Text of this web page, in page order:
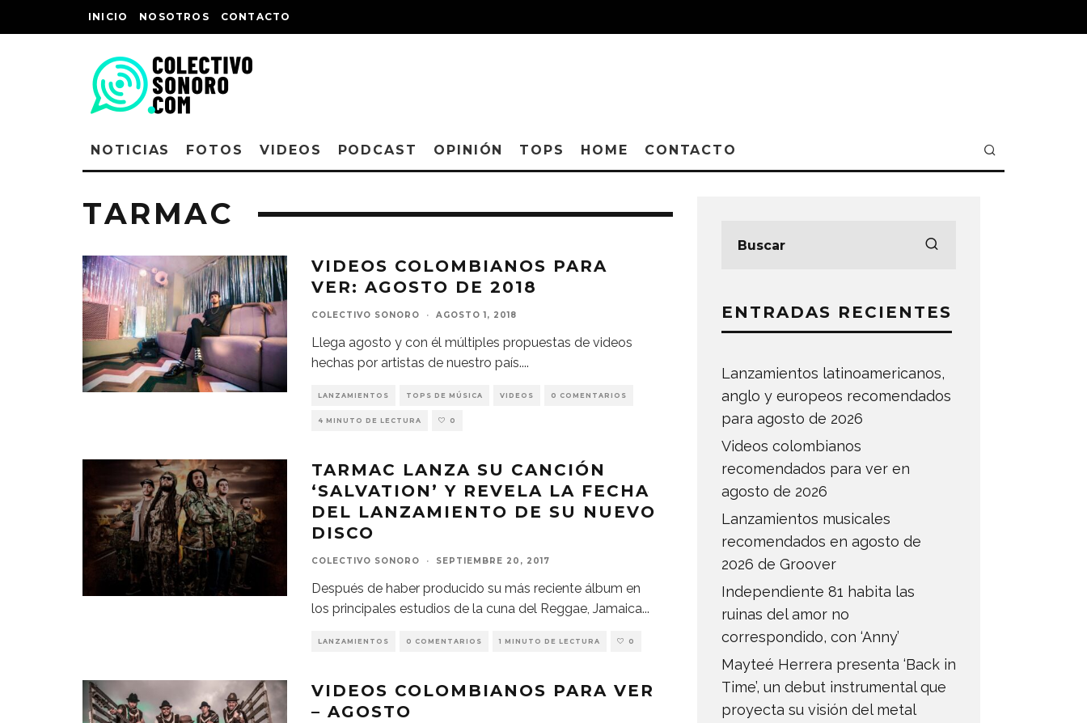
INICIO NOSOTROS CONTACTO
NOTICIAS FOTOS VIDEOS PODCAST OPINIÓN TOPS HOME CONTACTO
TARMAC
VIDEOS COLOMBIANOS PARA
VER: AGOSTO DE 2018
COLECTIVO SONORO · AGOSTO 1, 2018
Llega agosto y con él múltiples propuestas de videos
hechas por artistas de nuestro país....
LANZAMIENTOS TOPS DE MÚSICA VIDEOS 0 COMENTARIOS
4 MINUTO DE LECTURA 0
TARMAC LANZA SU CANCIÓN
‘SALVATION’ Y REVELA LA FECHA
DEL LANZAMIENTO DE SU NUEVO
DISCO
COLECTIVO SONORO · SEPTIEMBRE 20, 2017
Después de haber producido su más reciente álbum en
los principales estudios de la cuna del Reggae, Jamaica...
LANZAMIENTOS 0 COMENTARIOS 1 MINUTO DE LECTURA 0
VIDEOS COLOMBIANOS PARA VER
– AGOSTO
ENTRADAS RECIENTES
Lanzamientos latinoamericanos,
anglo y europeos recomendados
para agosto de 2026
Videos colombianos
recomendados para ver en
agosto de 2026
Lanzamientos musicales
recomendados en agosto de
2026 de Groover
Independiente 81 habita las
ruinas del amor no
correspondido, con ‘Anny’
Mayteé Herrera presenta ‘Back in
Time’, un debut instrumental que
proyecta su visión del metal